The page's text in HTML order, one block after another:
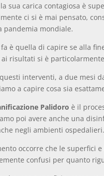
sua carica contagiosa è
ci si è mai pensato,
pandemia mondiale.
fa è quella di capire se alla
risultati si è
interventi, a due mesi
a capire cosa sia
Palidoro è il
poi avere anche una
negli ambienti ospedalieri.
occorre che le superfici
confusi per quanto